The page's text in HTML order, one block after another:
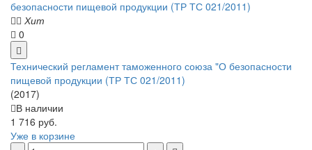
Хит
0
Технический регламент таможенного союза "О безопасности
пищевой продукции (ТР ТС 021/2011)
(2017)
В наличии
1 716 руб.
Уже в корзине